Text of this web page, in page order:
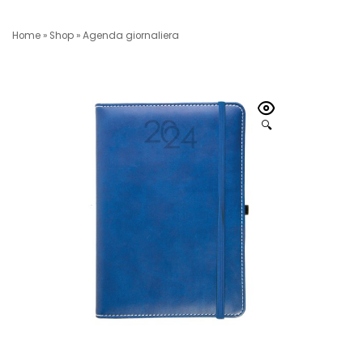
Home » Shop »Agenda giornaliera
🔍